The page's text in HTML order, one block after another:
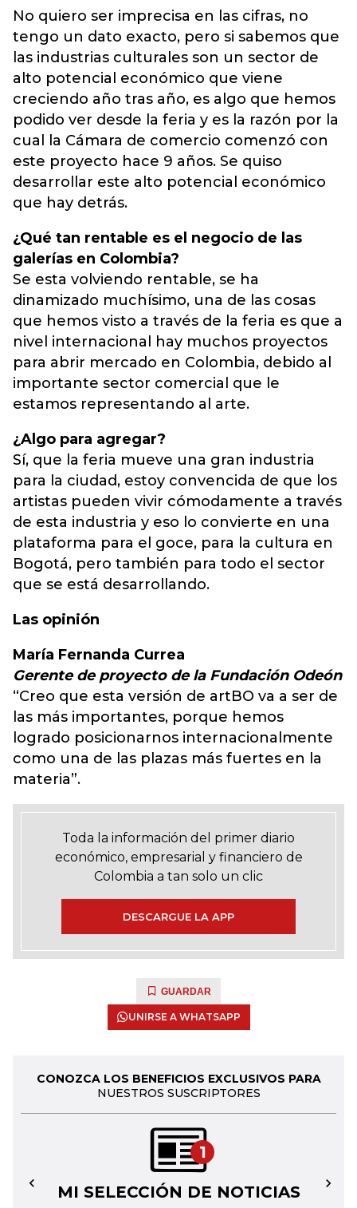
No quiero ser imprecisa en las cifras, no
tengo un dato exacto, pero si sabemos que
las industrias culturales son un sector de
alto potencial económico que viene
creciendo año tras año, es algo que hemos
podido ver desde la feria y es la razón por la
cual la Cámara de comercio comenzó con
este proyecto hace 9 años. Se quiso
desarrollar este alto potencial económico
que hay detrás.
¿Qué tan rentable es el negocio de las
galerías en Colombia?
Se esta volviendo rentable, se ha
dinamizado muchísimo, una de las cosas
que hemos visto a través de la feria es que a
nivel internacional hay muchos proyectos
para abrir mercado en Colombia, debido al
importante sector comercial que le
estamos representando al arte.
¿Algo para agregar?
Sí, que la feria mueve una gran industria
para la ciudad, estoy convencida de que los
artistas pueden vivir cómodamente a través
de esta industria y eso lo convierte en una
plataforma para el goce, para la cultura en
Bogotá, pero también para todo el sector
que se está desarrollando.
Las opinión
María Fernanda Currea
Gerente de proyecto de la Fundación Odeón
“Creo que esta versión de artBO va a ser de
las más importantes, porque hemos
logrado posicionarnos internacionalmente
como una de las plazas más fuertes en la
materia”.
Toda la información del primer diario
económico, empresarial y financiero de
Colombia a tan solo un clic
DESCARGUE LA APP
GUARDAR
UNIRSE A WHATSAPP
CONOZCA LOS BENEFICIOS EXCLUSIVOS PARA
NUESTROS SUSCRIPTORES
1
MI SELECCIÓN DE NOTICIAS
← →